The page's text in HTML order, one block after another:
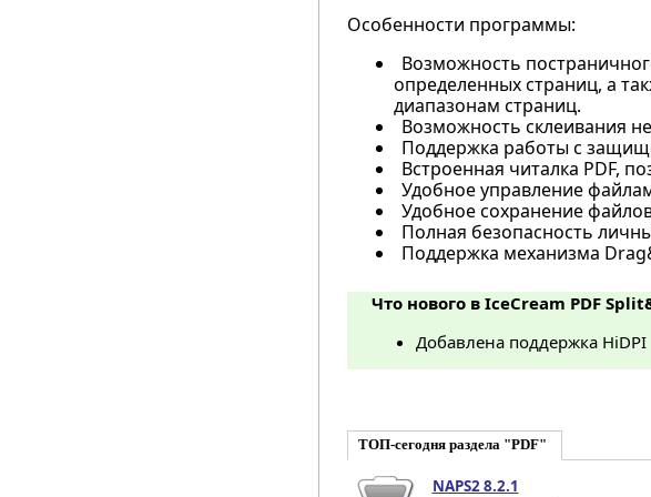
Особенности программы:
Возможность
определенных страниц, а
диапазонам страниц.
Возможность склеивания
Поддержка работы с
Встроенная читалка PDF,
Удобное управление
Удобное сохранение
Полная безопасность
Поддержка механизма
Что нового в IceCream PDF
Добавлена поддержка HiDPI
ТОП-сегодня раздела "PDF"
NAPS2 8.2.1